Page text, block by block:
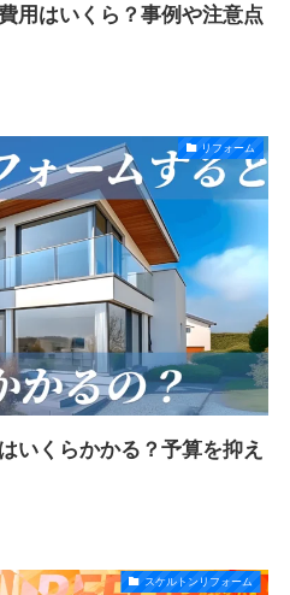
用はいくら？事例や注意点
リフォーム
いくらかかる？予算を抑え
スケルトンリフォーム